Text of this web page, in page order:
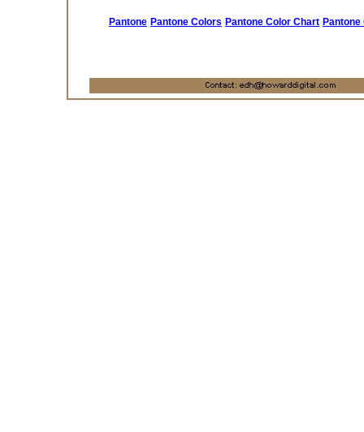
Pantone Pantone Colors Pantone Color Chart Pantone